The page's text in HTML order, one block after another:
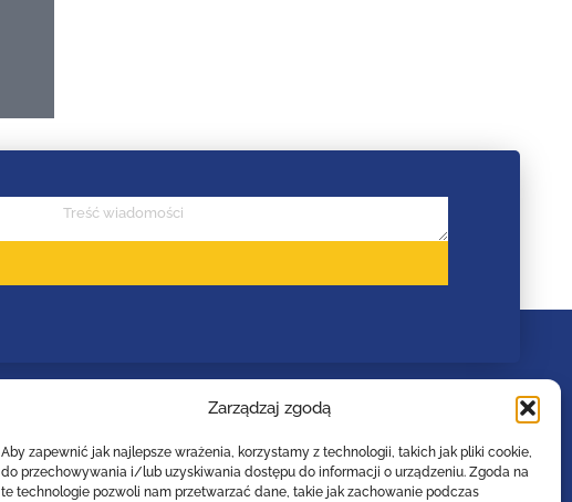
Zarządzaj zgodą
Aby zapewnić jak najlepsze wrażenia, korzystamy z technologii, takich jak pliki cookie,
do przechowywania i/lub uzyskiwania dostępu do informacji o urządzeniu. Zgoda na
te technologie pozwoli nam przetwarzać dane, takie jak zachowanie podczas